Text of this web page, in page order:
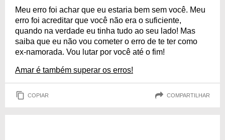
Meu erro foi achar que eu estaria bem sem você. Meu
erro foi acreditar que você não era o suficiente,
quando na verdade eu tinha tudo ao seu lado! Mas
saiba que eu não vou cometer o erro de te ter como
ex-namorada. Vou lutar por você até o fim!
Amar é também superar os erros!
COPIAR COMPARTILHAR